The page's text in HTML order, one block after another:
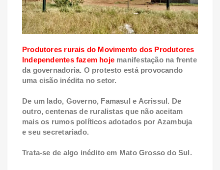
Produtores rurais do Movimento dos Produtores
Independentes fazem hoje manifestação na frente
da governadoria. O protesto está provocando
uma cisão inédita no setor.
De um lado, Governo, Famasul e Acrissul. De
outro, centenas de ruralistas que não aceitam
mais os rumos políticos adotados por Azambuja
e seu secretariado.
Trata-se de algo inédito em Mato Grosso do Sul.